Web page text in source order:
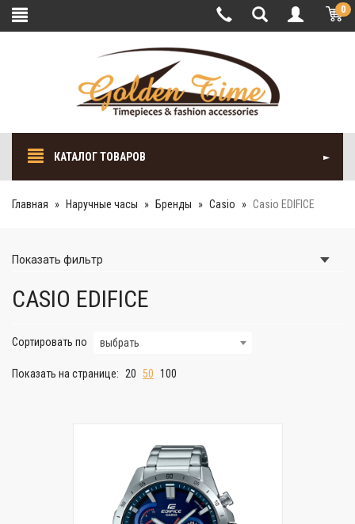
0
КАТАЛОГ ТОВАРОВ
Главная Наручные часы Бренды Casio Casio EDIFICE
Показать фильтр
CASIO EDIFICE
Сортировать по выбрать
Показать на странице: 20 50 100